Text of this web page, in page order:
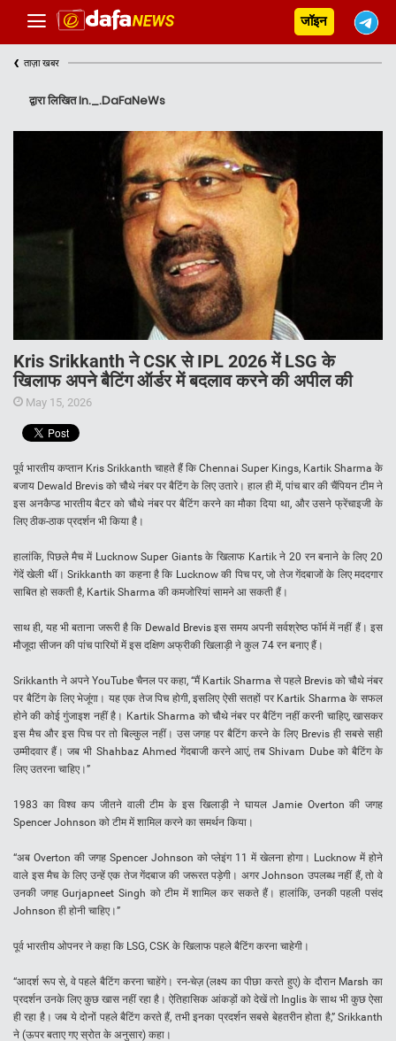
जॉइन
‹ ताज़ा खबर
द्वारा लिखित In._.DaFaNeWs
Kris Srikkanth ने CSK से IPL 2026 में LSG के
खिलाफ अपने बैटिंग ऑर्डर में बदलाव करने की अपील की
May 15, 2026
पूर्व भारतीय कप्तान Kris Srikkanth चाहते हैं कि Chennai Super Kings, Kartik Sharma के
बजाय Dewald Brevis को चौथे नंबर पर बैटिंग के लिए उतारे। हाल ही में, पांच बार की चैंपियन टीम ने
इस अनकैप्ड भारतीय बैटर को चौथे नंबर पर बैटिंग करने का मौका दिया था, और उसने फ्रेंचाइजी के
लिए ठीक-ठाक प्रदर्शन भी किया है।
हालांकि, पिछले मैच में Lucknow Super Giants के खिलाफ Kartik ने 20 रन बनाने के लिए 20
गेंदें खेली थीं। Srikkanth का कहना है कि Lucknow की पिच पर, जो तेज गेंदबाजों के लिए मददगार
साबित हो सकती है, Kartik Sharma की कमजोरियां सामने आ सकती हैं।
साथ ही, यह भी बताना जरूरी है कि Dewald Brevis इस समय अपनी सर्वश्रेष्ठ फॉर्म में नहीं हैं। इस
मौजूदा सीजन की पांच पारियों में इस दक्षिण अफ्रीकी खिलाड़ी ने कुल 74 रन बनाए हैं।
Srikkanth ने अपने YouTube चैनल पर कहा, “मैं Kartik Sharma से पहले Brevis को चौथे नंबर
पर बैटिंग के लिए भेजूंगा। यह एक तेज पिच होगी, इसलिए ऐसी सतहों पर Kartik Sharma के सफल
होने की कोई गुंजाइश नहीं है। Kartik Sharma को चौथे नंबर पर बैटिंग नहीं करनी चाहिए, खासकर
इस मैच और इस पिच पर तो बिल्कुल नहीं। उस जगह पर बैटिंग करने के लिए Brevis ही सबसे सही
उम्मीदवार हैं। जब भी Shahbaz Ahmed गेंदबाजी करने आएं, तब Shivam Dube को बैटिंग के
लिए उतरना चाहिए।”
1983 का विश्व कप जीतने वाली टीम के इस खिलाड़ी ने घायल Jamie Overton की जगह
Spencer Johnson को टीम में शामिल करने का समर्थन किया।
“अब Overton की जगह Spencer Johnson को प्लेइंग 11 में खेलना होगा। Lucknow में होने
वाले इस मैच के लिए उन्हें एक तेज गेंदबाज की जरूरत पड़ेगी। अगर Johnson उपलब्ध नहीं हैं, तो वे
उनकी जगह Gurjapneet Singh को टीम में शामिल कर सकते हैं। हालांकि, उनकी पहली पसंद
Johnson ही होनी चाहिए।”
पूर्व भारतीय ओपनर ने कहा कि LSG, CSK के खिलाफ पहले बैटिंग करना चाहेगी।
“आदर्श रूप से, वे पहले बैटिंग करना चाहेंगे। रन-चेज़ (लक्ष्य का पीछा करते हुए) के दौरान Marsh का
प्रदर्शन उनके लिए कुछ खास नहीं रहा है। ऐतिहासिक आंकड़ों को देखें तो Inglis के साथ भी कुछ ऐसा
ही रहा है। जब ये दोनों पहले बैटिंग करते हैं, तभी इनका प्रदर्शन सबसे बेहतरीन होता है,” Srikkanth
ने (ऊपर बताए गए स्रोत के अनुसार) कहा।